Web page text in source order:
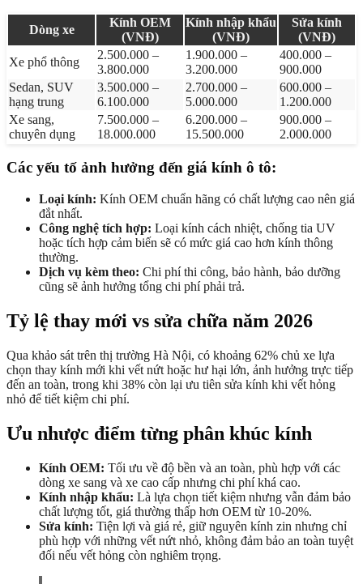
Dòng xe
Kính OEM
(VNĐ)
Kính nhập khẩu
(VNĐ)
Sửa kính
(VNĐ)
Xe phổ thông
2.500.000 –
3.800.000
1.900.000 –
3.200.000
400.000 –
900.000
Sedan, SUV
hạng trung
3.500.000 –
6.100.000
2.700.000 –
5.000.000
600.000 –
1.200.000
Xe sang,
chuyên dụng
7.500.000 –
18.000.000
6.200.000 –
15.500.000
900.000 –
2.000.000
Các yếu tố ảnh hưởng đến giá kính ô tô:
Loại kính: Kính OEM chuẩn hãng có chất lượng cao nên giá
đắt nhất.
Công nghệ tích hợp: Loại kính cách nhiệt, chống tia UV
hoặc tích hợp cảm biến sẽ có mức giá cao hơn kính thông
thường.
Dịch vụ kèm theo: Chi phí thi công, bảo hành, bảo dưỡng
cũng sẽ ảnh hưởng tổng chi phí phải trả.
Tỷ lệ thay mới vs sửa chữa năm 2026
Qua khảo sát trên thị trường Hà Nội, có khoảng 62% chủ xe lựa
chọn thay kính mới khi vết nứt hoặc hư hại lớn, ảnh hưởng trực tiếp
đến an toàn, trong khi 38% còn lại ưu tiên sửa kính khi vết hỏng
nhỏ để tiết kiệm chi phí.
Ưu nhược điểm từng phân khúc kính
Kính OEM: Tối ưu về độ bền và an toàn, phù hợp với các
dòng xe sang và xe cao cấp nhưng chi phí khá cao.
Kính nhập khẩu: Là lựa chọn tiết kiệm nhưng vẫn đảm bảo
chất lượng tốt, giá thường thấp hơn OEM từ 10-20%.
Sửa kính: Tiện lợi và giá rẻ, giữ nguyên kính zin nhưng chỉ
phù hợp với những vết nứt nhỏ, không đảm bảo an toàn tuyệt
đối nếu vết hỏng còn nghiêm trọng.